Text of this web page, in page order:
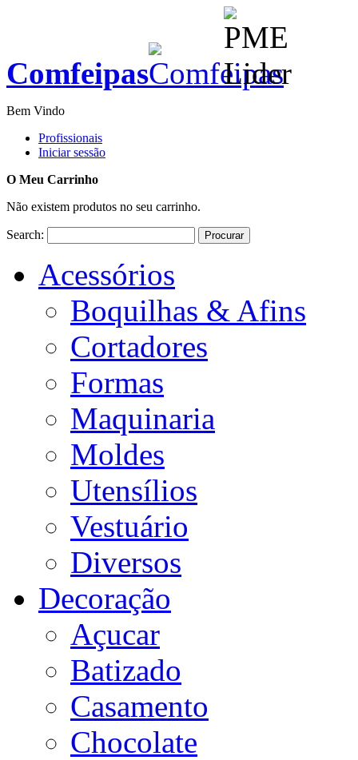
Comfeipas
Bem Vindo
Profissionais
Iniciar sessão
O Meu Carrinho
Não existem produtos no seu carrinho.
Search: Procurar
Acessórios
Boquilhas & Afins
Cortadores
Formas
Maquinaria
Moldes
Utensílios
Vestuário
Diversos
Decoração
Açucar
Batizado
Casamento
Chocolate